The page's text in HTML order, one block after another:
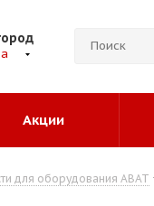
Акции
для оборудования ABAT